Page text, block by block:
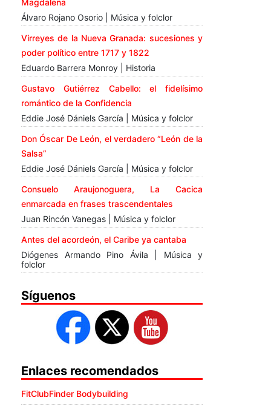
Magdalena
Álvaro Rojano Osorio | Música y folclor
Virreyes de la Nueva Granada: sucesiones y
poder político entre 1717 y 1822
Eduardo Barrera Monroy | Historia
Gustavo Gutiérrez Cabello: el fidelísimo
romántico de la Confidencia
Eddie José Dániels García | Música y folclor
Don Óscar De León, el verdadero “León de la
Salsa”
Eddie José Dániels García | Música y folclor
Consuelo Araujonoguera, La Cacica
enmarcada en frases trascendentales
Juan Rincón Vanegas | Música y folclor
Antes del acordeón, el Caribe ya cantaba
Diógenes Armando Pino Ávila | Música y
folclor
Síguenos
Enlaces recomendados
FitClubFinder Bodybuilding